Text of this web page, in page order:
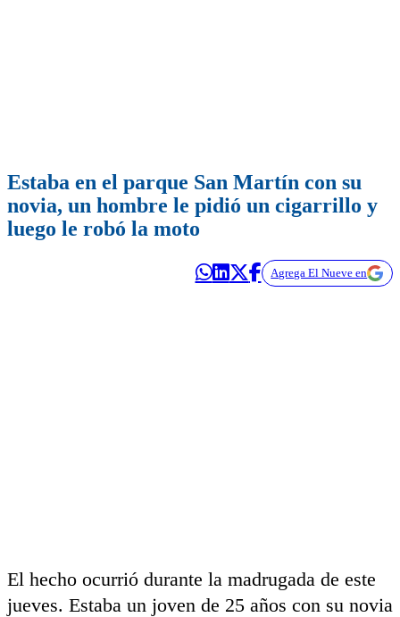
Estaba en el parque San Martín con su
novia, un hombre le pidió un cigarrillo y
luego le robó la moto
Agrega El Nueve en
El hecho ocurrió durante la madrugada de este
jueves. Estaba un joven de 25 años con su novia